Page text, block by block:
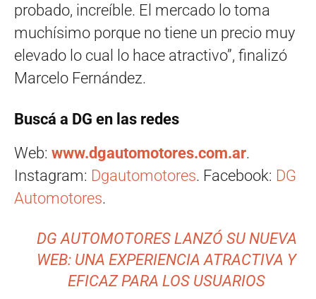
probado, increíble. El mercado lo toma
muchísimo porque no tiene un precio muy
elevado lo cual lo hace atractivo”, finalizó
Marcelo Fernández.
Buscá a DG en las redes
Web: www.dgautomotores.com.ar.
Instagram: Dgautomotores. Facebook: DG
Automotores.
DG AUTOMOTORES LANZÓ SU NUEVA
WEB: UNA EXPERIENCIA ATRACTIVA Y
EFICAZ PARA LOS USUARIOS